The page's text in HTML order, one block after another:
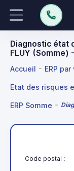
Diagnostic état
FLUY (Somme) -
Accueil ERP
Etat des risques
ERP Somme
Code postal :